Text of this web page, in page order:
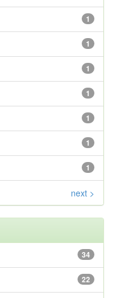
1
1
1
1
1
1
1
next >
34
22